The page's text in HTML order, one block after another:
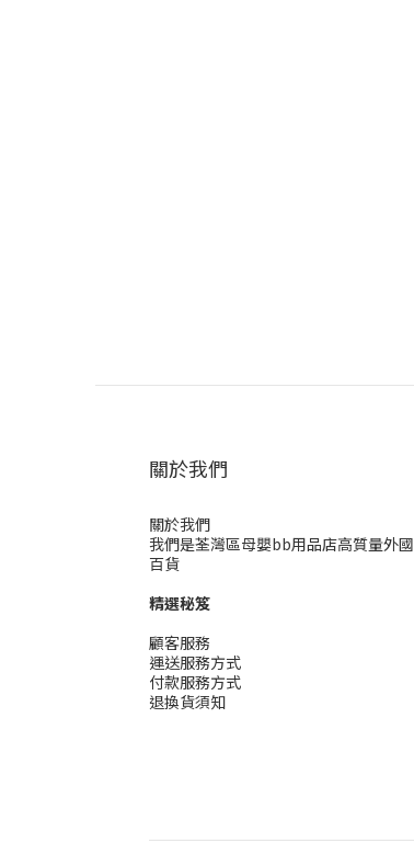
關於我們
關於我們
我們是荃灣區母嬰bb用品店高質量外國
百貨
精選秘笈
顧客服務
運送服務方式
付款服務方式
退換貨須知